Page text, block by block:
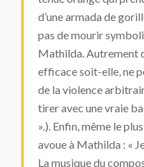
d’une armada de
pas de mourir
Mathilda. Autrement
efficace soit-elle, ne
de la violence
tirer avec une vraie
».). Enfin, même le
avoue à Mathilda : «
La musique du